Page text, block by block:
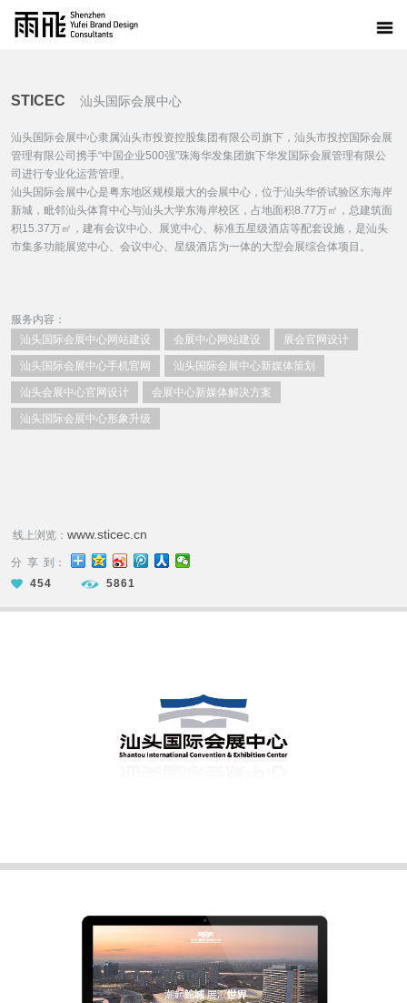
STICEC 汕头国际会展中心
汕头国际会展中心隶属汕头市投资控股集团有限公司旗下，汕头市投控国际会展
管理有限公司携手“中国企业500强”珠海华发集团旗下华发国际会展管理有限公
司进行专业化运营管理。
汕头国际会展中心是粤东地区规模最大的会展中心，位于汕头华侨试验区东海岸
新城，毗邻汕头体育中心与汕头大学东海岸校区，占地面积8.77万㎡，总建筑面
积15.37万㎡，建有会议中心、展览中心、标准五星级酒店等配套设施，是汕头
市集多功能展览中心、会议中心、星级酒店为一体的大型会展综合体项目。
服务内容：
汕头国际会展中心网站建设
会展中心网站建设 展会官网设计
汕头国际会展中心手机官网 汕头国际会展中心新媒体策划
汕头会展中心官网设计 会展中心新媒体解决方案
汕头国际会展中心形象升级
线上浏览： www.sticec.cn
分 享 到：
454
5861